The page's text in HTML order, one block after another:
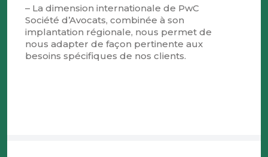
– La dimension internationale de PwC
Société d’Avocats, combinée à son
implantation régionale, nous permet de
nous adapter de façon pertinente aux
besoins spécifiques de nos clients.